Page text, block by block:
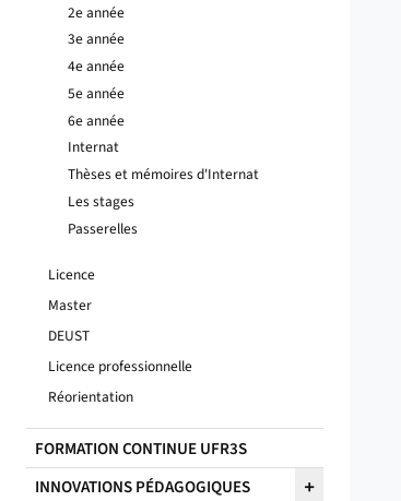
2e année
3e année
4e année
5e année
6e année
Internat
Thèses et mémoires d'Internat
Les stages
Passerelles
Licence
Master
DEUST
Licence professionnelle
Réorientation
FORMATION CONTINUE UFR3S
INNOVATIONS PÉDAGOGIQUES